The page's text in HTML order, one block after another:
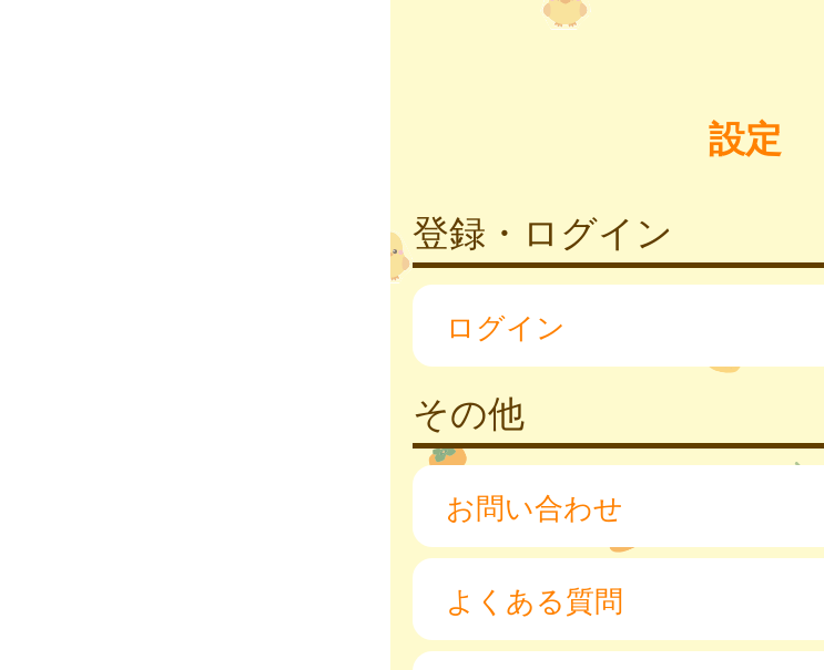
設定
登録・ログイン
ログイン
その他
お問い合わせ
よくある質問